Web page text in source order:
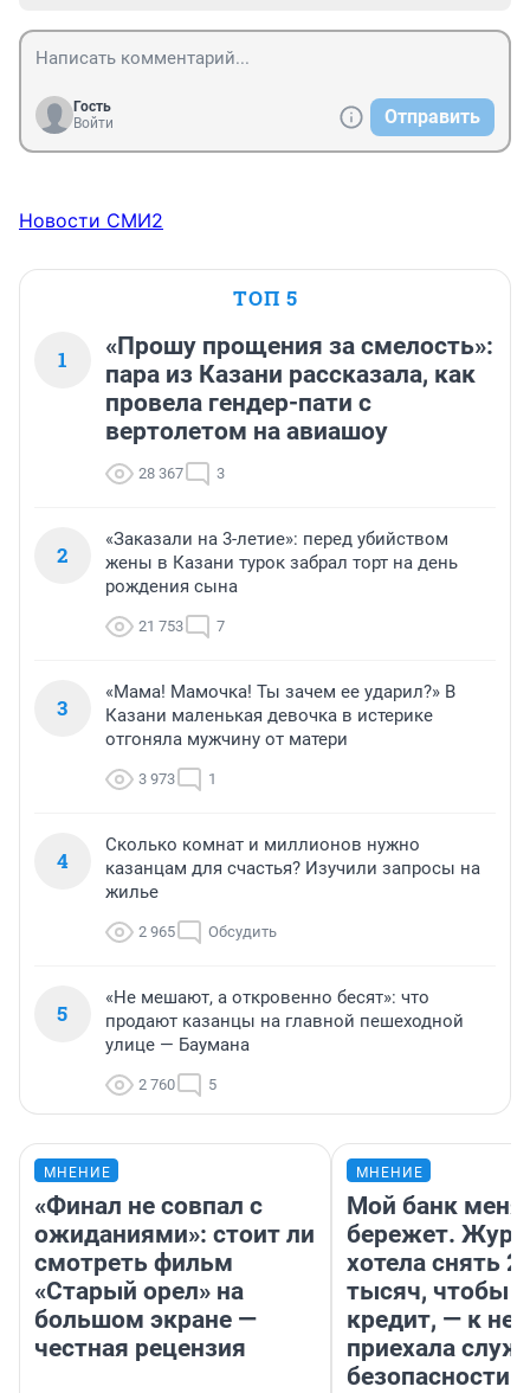
Гость
Войти
Отправить
Новости СМИ2
ТОП 5
1
«Прошу прощения за смелость»:
пара из Казани рассказала, как
провела гендер-пати с
вертолетом на авиашоу
28 367 3
2
«Заказали на 3-летие»: перед убийством
жены в Казани турок забрал торт на день
рождения сына
21 753 7
3
«Мама! Мамочка! Ты зачем ее ударил?» В
Казани маленькая девочка в истерике
отгоняла мужчину от матери
3 973 1
4
Сколько комнат и миллионов нужно
казанцам для счастья? Изучили запросы на
жилье
2 965 Обсудить
5
«Не мешают, а откровенно бесят»: что
продают казанцы на главной пешеходной
улице — Баумана
2 760 5
МНЕНИЕ
«Финал не совпал с
ожиданиями»: стоит ли
смотреть фильм
«Старый орел» на
большом экране —
честная рецензия
МНЕНИЕ
Мой банк меня
бережет.
хотела снять
тысяч, чтобы
кредит, — к
приехала
безопасности